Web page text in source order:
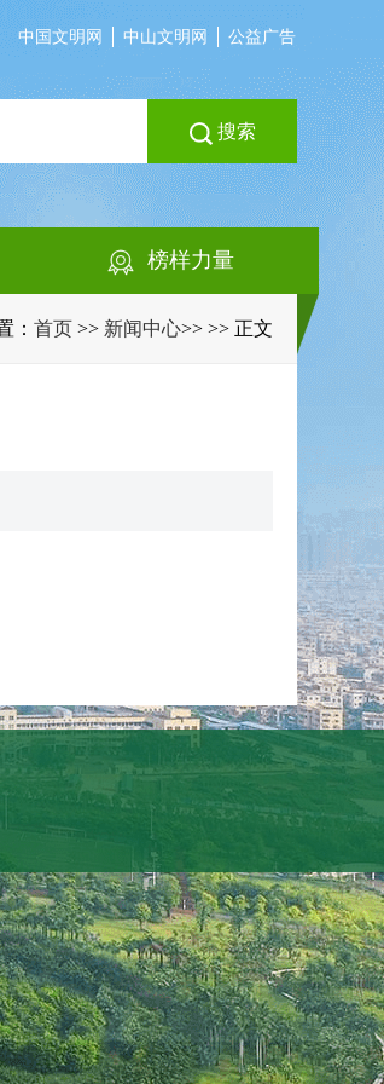
中国文明网 中山文明网 公益广告
搜索
榜样力量
： 首页 >> 新闻中心>> >> 正文